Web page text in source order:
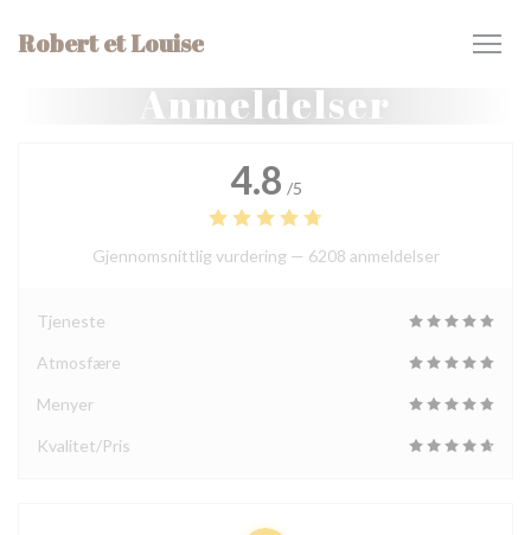
Robert et Louise
Anmeldelser
4.8 /5
Gjennomsnittlig vurdering — 6208 anmeldelser
Tjeneste
Atmosfære
Menyer
Kvalitet/Pris